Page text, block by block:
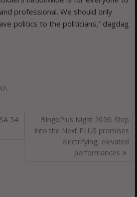
professional. We should only
politics to the politicians,” dagdag
54
BingoPlus Night 2026: Step
into the Next PLUS promises
electrifying, elevated
performances